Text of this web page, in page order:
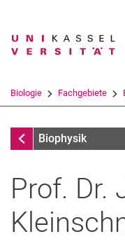
Suchbegriff
Biologie Fachgebiete
Fachgebiete
Biophysik
Prof. Dr.